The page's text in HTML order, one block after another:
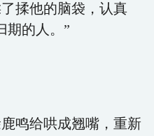
揉他的脑袋，认真
期的人。”
鸣给哄成翘嘴，重新